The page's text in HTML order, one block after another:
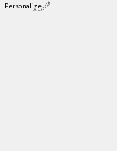
Personalize